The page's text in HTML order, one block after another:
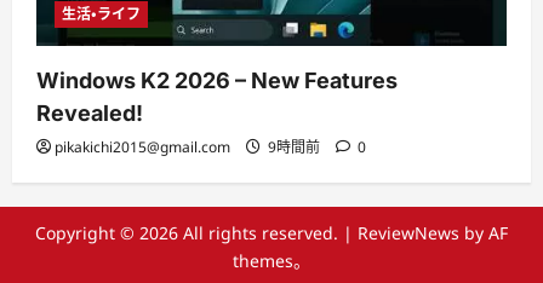
生活・ライフ
Windows K2 2026 – New Features
Revealed!
pikakichi2015@gmail.com 9時間前 0
Copyright © 2026 All rights reserved. | ReviewNews by AF
themes。